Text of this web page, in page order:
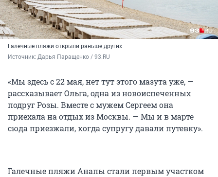
Галечные пляжи открыли раньше других
Источник: Дарья Паращенко / 93.RU
«Мы здесь с 22 мая, нет тут этого мазута уже, —
рассказывает Ольга, одна из новоиспеченных
подруг Розы. Вместе с мужем Сергеем она
приехала на отдых из Москвы. — Мы и в марте
сюда приезжали, когда супругу давали путевку».
Галечные пляжи Анапы стали первым участком